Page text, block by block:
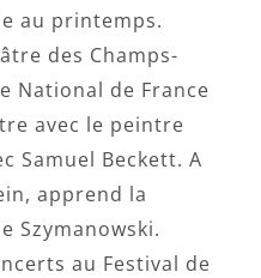
au printemps.
des Champs-
National de France
avec le peintre
Samuel Beckett. A
apprend la
Szymanowski.
au Festival de